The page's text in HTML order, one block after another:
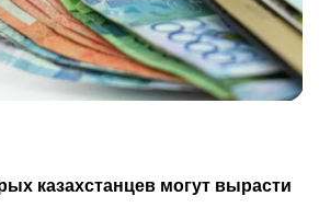
казахстанцев могут вырасти